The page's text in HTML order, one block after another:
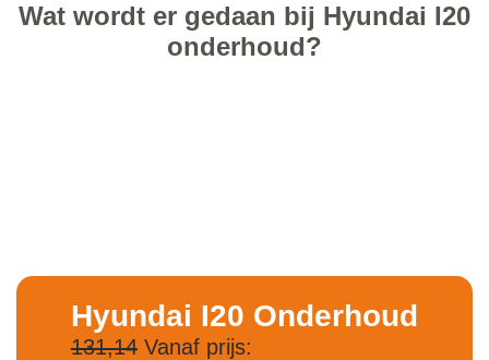
Wat wordt er gedaan bij Hyundai I20
onderhoud?
Hyundai I20 Onderhoud
131,14Vanaf prijs: